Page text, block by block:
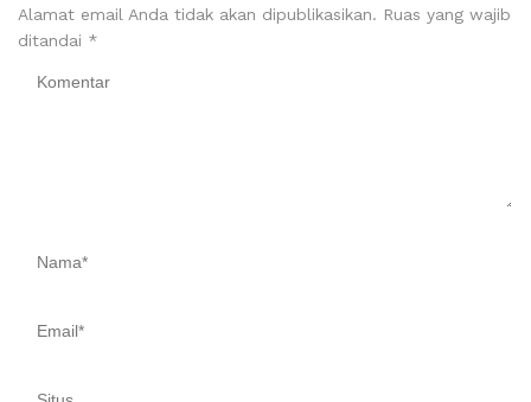
Alamat email Anda tidak akan dipublikasikan. Ruas yang wajib
ditandai *